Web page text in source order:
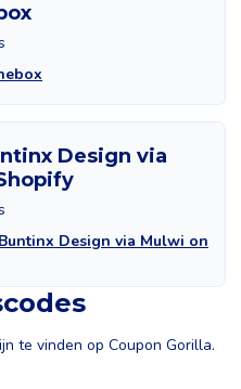
Design via
Design via Mulwi on
te vinden op Coupon Gorilla.